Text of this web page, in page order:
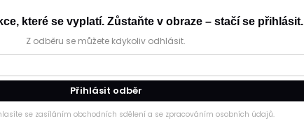
které se vyplatí. Zůstaňte v obraze – stačí se přihlásit.
Z odběru se můžete kdykoliv odhlásit.
Přihlásit odběr
se zasíláním obchodních sdělení a se zpracováním osobních údajů.